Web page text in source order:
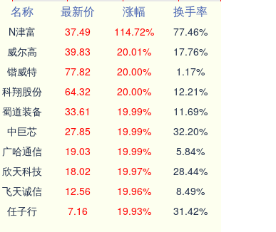
名称 最新价 涨幅
换手率
N津富 37.49 114.72% 77.46%
威尔高 39.83 20.01% 17.76%
锴威特 77.82 20.00% 1.17%
科翔股份 64.32 20.00% 12.21%
蜀道装备 33.61 19.99% 11.69%
中巨芯 27.85 19.99% 32.20%
广哈通信 19.03 19.99% 5.84%
欣天科技 18.02 19.97% 28.44%
飞天诚信 12.56 19.96% 8.49%
任子行 7.16 19.93% 31.42%